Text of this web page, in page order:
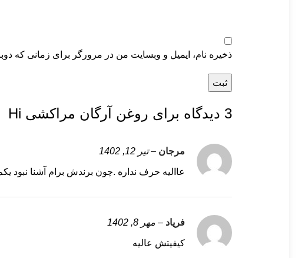
3 دیدگاه برای روغن آرگان مراکشی Hi
مرجان – تیر 12, 1402
عاالیه حرف نداره .چون برندش برام آشنا
فریاد – مهر 8, 1402
کیفیتش عالیه
ذخیره نام، ایمیل و وبسایت من در مرورگر برای زمانی که